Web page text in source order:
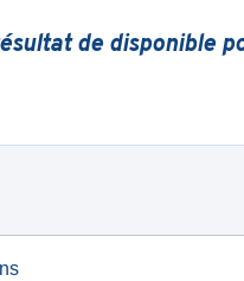
de disponible